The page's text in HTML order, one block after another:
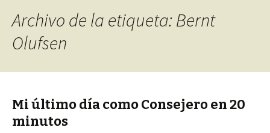
Archivo de la etiqueta: Bernt
Olufsen
Mi último día como Consejero en 20
minutos